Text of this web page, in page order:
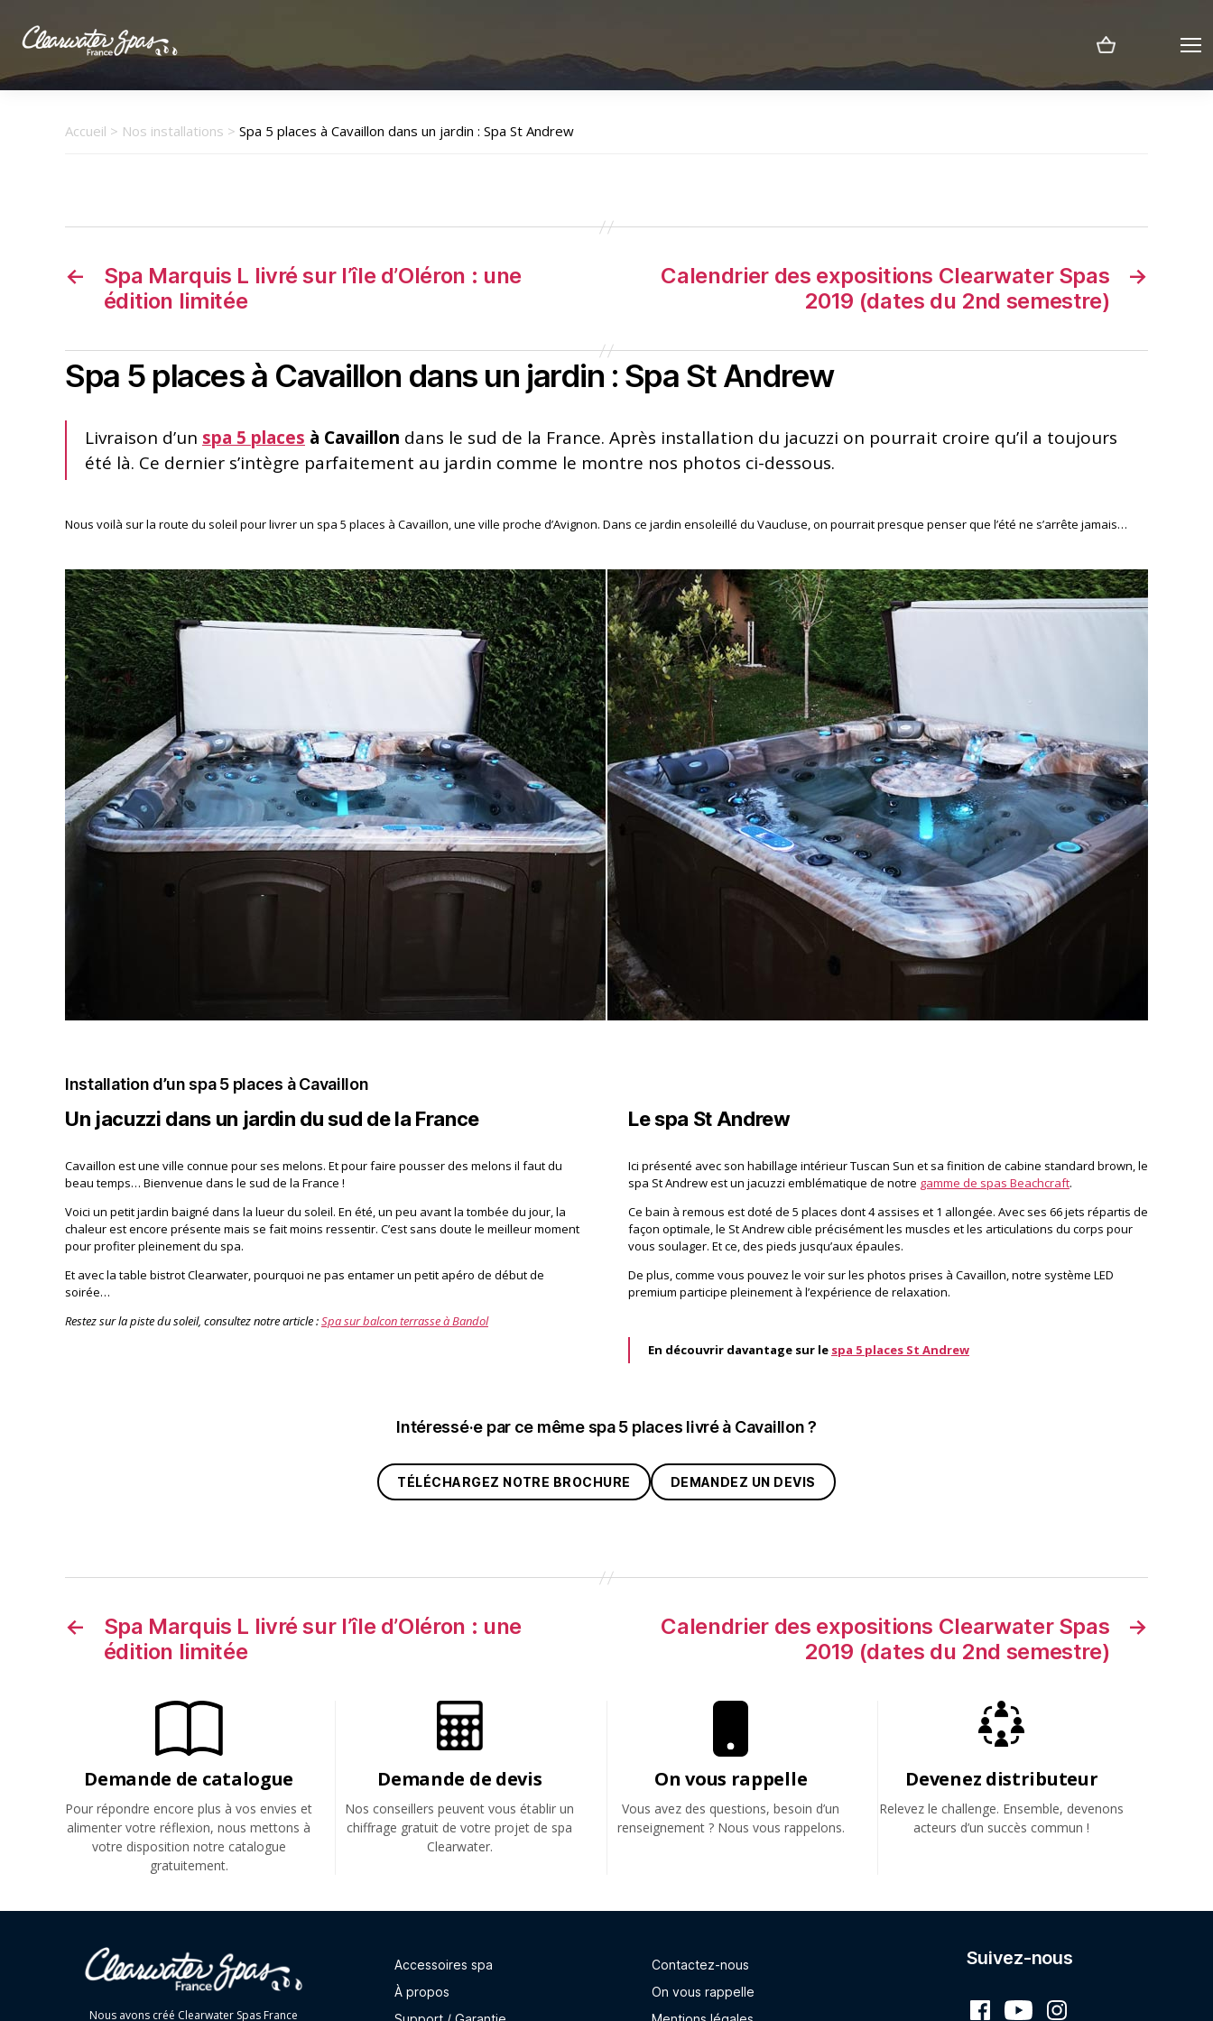
Clearwater
Spas
Accueil > Nos installations > Spa 5 places à Cavaillon dans un jardin : Spa St Andrew
←
Spa Marquis L livré sur l’île d’Oléron : une
édition limitée
→
Calendrier des expositions Clearwater Spas
2019 (dates du 2nd semestre)
Spa 5 places à Cavaillon dans un jardin : Spa St Andrew
Livraison d’un spa 5 places à Cavaillon dans le sud de la France. Après installation du jacuzzi on pourrait croire qu’il a toujours
été là. Ce dernier s’intègre parfaitement au jardin comme le montre nos photos ci-dessous.
Nous voilà sur la route du soleil pour livrer un spa 5 places à Cavaillon, une ville proche d’Avignon. Dans ce jardin ensoleillé du Vaucluse, on pourrait presque penser que l’été ne s’arrête jamais…
Installation d’un spa 5 places à Cavaillon
Un jacuzzi dans un jardin du sud de la France
Cavaillon est une ville connue pour ses melons. Et pour faire pousser des melons il faut du
beau temps… Bienvenue dans le sud de la France !
Voici un petit jardin baigné dans la lueur du soleil. En été, un peu avant la tombée du jour, la
chaleur est encore présente mais se fait moins ressentir. C’est sans doute le meilleur moment
pour profiter pleinement du spa.
Et avec la table bistrot Clearwater, pourquoi ne pas entamer un petit apéro de début de
soirée…
Restez sur la piste du soleil, consultez notre article :Spa sur balcon terrasse à Bandol
Le spa St Andrew
Ici présenté avec son habillage intérieur Tuscan Sun et sa finition de cabine standard brown, le
spa St Andrew est un jacuzzi emblématique de notre gamme de spas Beachcraft.
Ce bain à remous est doté de 5 places dont 4 assises et 1 allongée. Avec ses 66 jets répartis de
façon optimale, le St Andrew cible précisément les muscles et les articulations du corps pour
vous soulager. Et ce, des pieds jusqu’aux épaules.
De plus, comme vous pouvez le voir sur les photos prises à Cavaillon, notre système LED
premium participe pleinement à l’expérience de relaxation.
En découvrir davantage sur le spa 5 places St Andrew
Intéressé·e par ce même spa 5 places livré à Cavaillon ?
TÉLÉCHARGEZ NOTRE BROCHURE DEMANDEZ UN DEVIS
←
Spa Marquis L livré sur l’île d’Oléron : une
édition limitée
→
Calendrier des expositions Clearwater Spas
2019 (dates du 2nd semestre)
Demande de catalogue
Pour répondre encore plus à vos envies et
alimenter votre réflexion, nous mettons à
votre disposition notre catalogue
gratuitement.
Demande de devis
Nos conseillers peuvent vous établir un
chiffrage gratuit de votre projet de spa
Clearwater.
On vous rappelle
Vous avez des questions, besoin d’un
renseignement ? Nous vous rappelons.
Devenez distributeur
Relevez le challenge. Ensemble, devenons
acteurs d’un succès commun !
Nous avons créé Clearwater Spas France
Accessoires spa
À propos
Contactez-nous
On vous rappelle
Suivez-nous